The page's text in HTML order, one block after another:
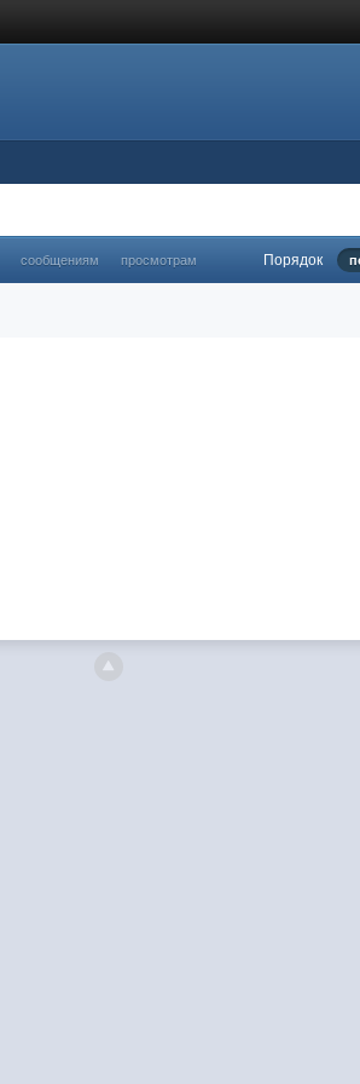
сообщениям просмотрам Порядок